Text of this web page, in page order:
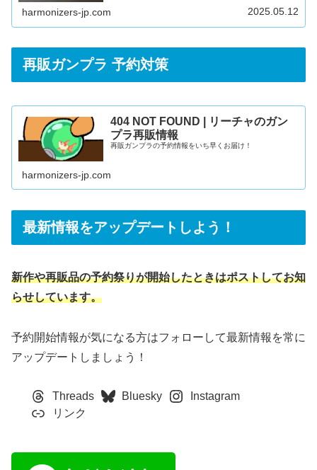
harmonizers-jp.com 2025.05.12
再販ガンプラ 予約対策
404 NOT FOUND | リーチャのガン
プラ再販情報
再販ガンプラの予約情報をいち早くお届け！
harmonizers-jp.com
最新情報をアップデートしよう！
新作や再販品の予約祭りが開始したときはポストしてお知
らせしています。
予約開始情報が気になる方はフォローして最新情報を常に
アップデートしましょう！
Threads Bluesky
Instagram
リンク